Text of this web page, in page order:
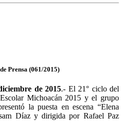
Prensa (061/2015)
de 2015.- El 21° ciclo del
Michoacán 2015 y el grupo
la puesta en escena “Elena
Díaz y dirigida por Rafael Paz